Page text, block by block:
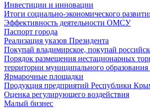
Инвестиции и инновации
Итоги социально-экономического
Эффективность деятельности ОМСУ
Паспорт города
Реализация указов Президента
Покупай владимирское, покупай
Порядок размещения нестационарных
территории муниципального
Ярмарочные площадки
Продукция предприятий Республики
Оценка регулирующего воздействия
Малый бизнес